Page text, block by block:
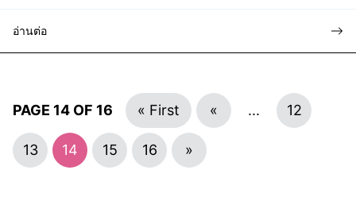
อ่านต่อ
PAGE 14 OF 16 « First « ... 12
13 14 15 16 »